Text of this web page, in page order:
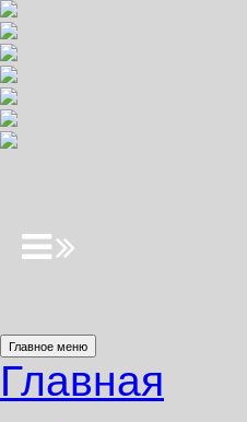
Главное меню
Главная